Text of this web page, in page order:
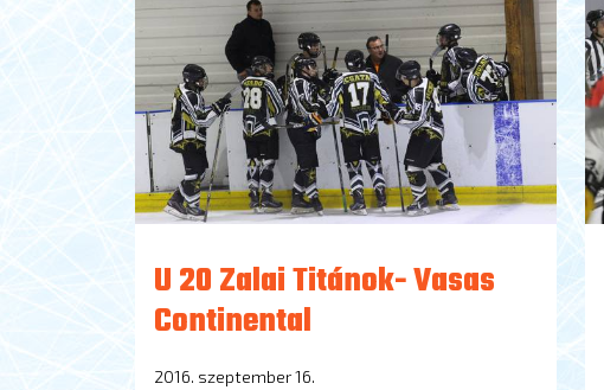
U 20 Zalai Titánok- Vasas
Continental
2016. szeptember 16.